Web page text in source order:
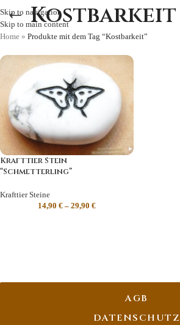
Skip to navigation
Skip to main content
Kostbarkeit
Home » Produkte mit dem Tag “Kostbarkeit”
Krafttier Stein
“Schmetterling”
Krafttier Steine
14,90 € – 29,90 €
AGB
DATENSCHUTZ